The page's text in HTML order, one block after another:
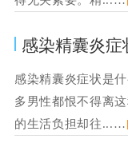
感染精囊炎症
感染精囊炎症状是
多男性都恨不得离
的生活负担却往...…